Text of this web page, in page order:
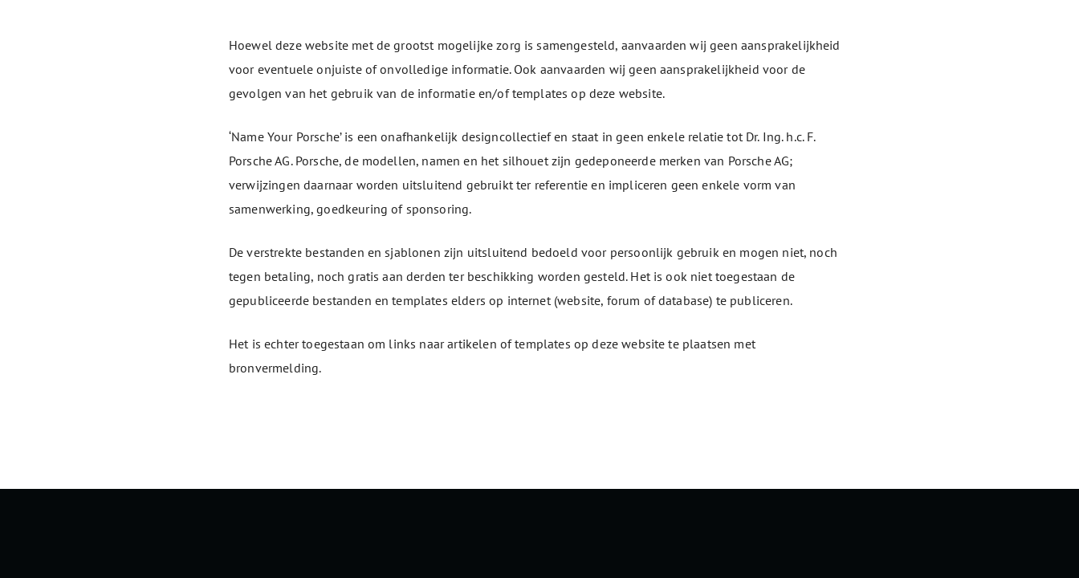
Hoewel deze website met de grootst mogelijke zorg is samengesteld, aanvaarden wij geen aansprakelijkheid
voor eventuele onjuiste of onvolledige informatie. Ook aanvaarden wij geen aansprakelijkheid voor de
gevolgen van het gebruik van de informatie en/of templates op deze website.
‘Name Your Porsche’ is een onafhankelijk designcollectief en staat in geen enkele relatie tot Dr. Ing. h.c. F.
Porsche AG. Porsche, de modellen, namen en het silhouet zijn gedeponeerde merken van Porsche AG;
verwijzingen daarnaar worden uitsluitend gebruikt ter referentie en impliceren geen enkele vorm van
samenwerking, goedkeuring of sponsoring.
De verstrekte bestanden en sjablonen zijn uitsluitend bedoeld voor persoonlijk gebruik en mogen niet, noch
tegen betaling, noch gratis aan derden ter beschikking worden gesteld. Het is ook niet toegestaan ​​de
gepubliceerde bestanden en templates elders op internet (website, forum of database) te publiceren.
Het is echter toegestaan ​​om links naar artikelen of templates op deze website te plaatsen met
bronvermelding.